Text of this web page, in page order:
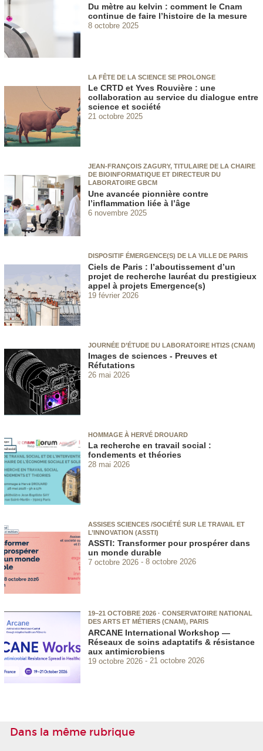
Du mètre au kelvin : comment le Cnam
continue de faire l’histoire de la mesure
8 octobre 2025
LA FÊTE DE LA SCIENCE SE PROLONGE
Le CRTD et Yves Rouvière : une
collaboration au service du dialogue entre
science et société
21 octobre 2025
JEAN-FRANÇOIS ZAGURY, TITULAIRE DE LA CHAIRE
DE BIOINFORMATIQUE ET DIRECTEUR DU
LABORATOIRE GBCM
Une avancée pionnière contre
l’inflammation liée à l’âge
6 novembre 2025
DISPOSITIF ÉMERGENCE(S) DE LA VILLE DE PARIS
Ciels de Paris : l’aboutissement d’un
projet de recherche lauréat du prestigieux
appel à projets Emergence(s)
19 février 2026
JOURNÉE D’ÉTUDE DU LABORATOIRE HTI2S (CNAM)
Images de sciences - Preuves et
Réfutations
26 mai 2026
HOMMAGE À HERVÉ DROUARD
La recherche en travail social :
fondements et théories
28 mai 2026
ASSISES SCIENCES /SOCIÉTÉ SUR LE TRAVAIL ET
L’INNOVATION (ASSTI)
ASSTI: Transformer pour prospérer dans
un monde durable
7 octobre 2026 8 octobre 2026
19–21 OCTOBRE 2026 · CONSERVATOIRE NATIONAL
DES ARTS ET MÉTIERS (CNAM), PARIS
ARCANE International Workshop —
Réseaux de soins adaptatifs & résistance
aux antimicrobiens
19 octobre 2026 21 octobre 2026
Dans la même rubrique